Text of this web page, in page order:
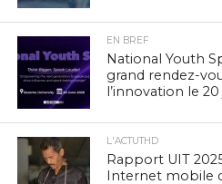
EN BREF
National Youth
grand rendez-
l’innovation le
L'ACTUTHD
Rapport UIT
Internet mobile